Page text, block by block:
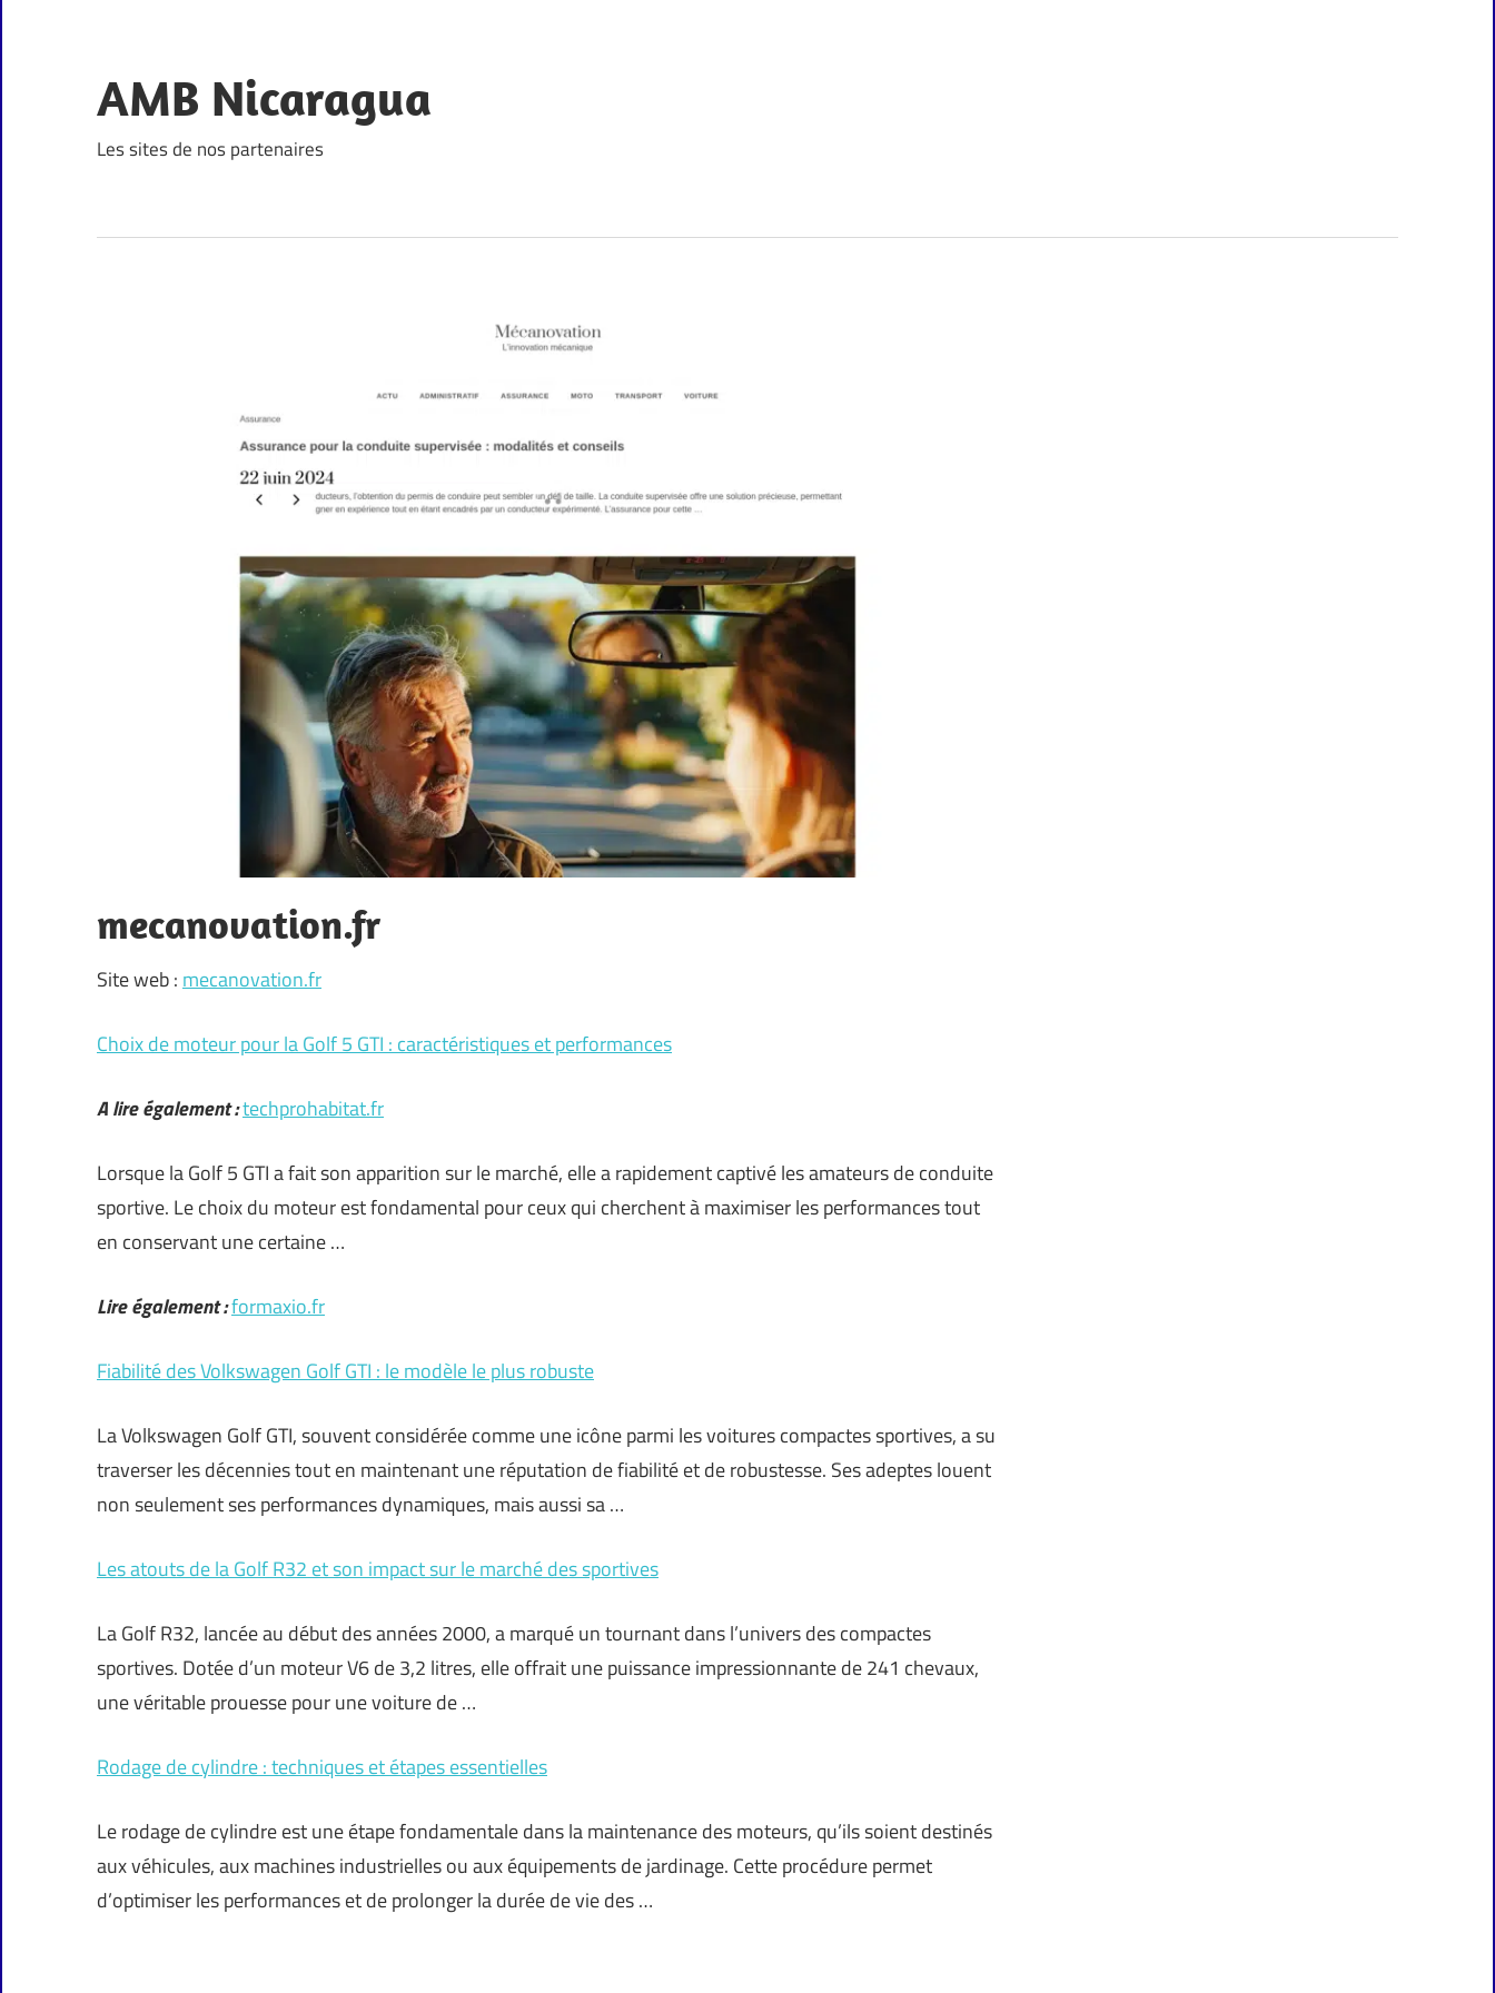
content
AMB Nicaragua
Les sites de nos partenaires
mecanovation.fr
Site web : mecanovation.fr
Choix de moteur pour la Golf 5 GTI : caractéristiques et performances
A lire également :techprohabitat.fr
Lorsque la Golf 5 GTI a fait son apparition sur le marché, elle a rapidement captivé les amateurs de conduite
sportive. Le choix du moteur est fondamental pour ceux qui cherchent à maximiser les performances tout
en conservant une certaine …
Lire également :formaxio.fr
Fiabilité des Volkswagen Golf GTI : le modèle le plus robuste
La Volkswagen Golf GTI, souvent considérée comme une icône parmi les voitures compactes sportives, a su
traverser les décennies tout en maintenant une réputation de fiabilité et de robustesse. Ses adeptes louent
non seulement ses performances dynamiques, mais aussi sa …
Les atouts de la Golf R32 et son impact sur le marché des sportives
La Golf R32, lancée au début des années 2000, a marqué un tournant dans l’univers des compactes
sportives. Dotée d’un moteur V6 de 3,2 litres, elle offrait une puissance impressionnante de 241 chevaux,
une véritable prouesse pour une voiture de …
Rodage de cylindre : techniques et étapes essentielles
Le rodage de cylindre est une étape fondamentale dans la maintenance des moteurs, qu’ils soient destinés
aux véhicules, aux machines industrielles ou aux équipements de jardinage. Cette procédure permet
d’optimiser les performances et de prolonger la durée de vie des …